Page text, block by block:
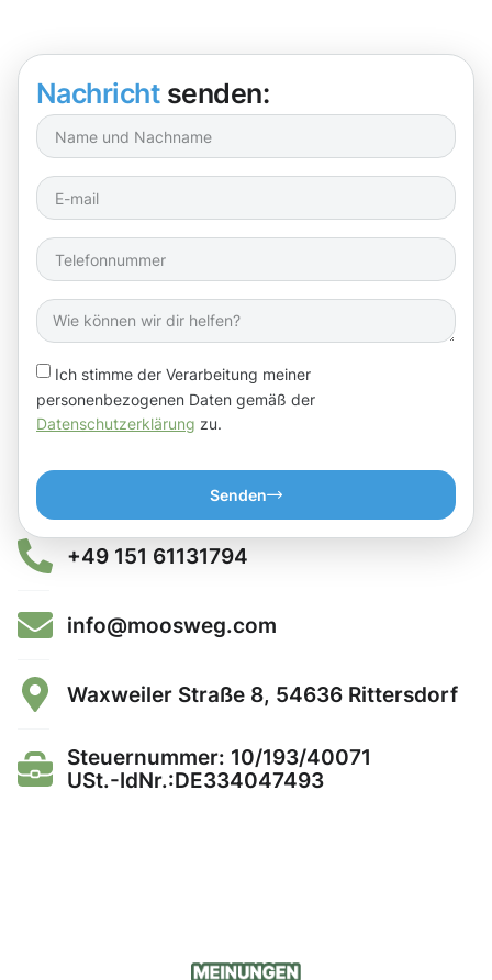
Nachricht senden:
Ich stimme der Verarbeitung meiner
personenbezogenen Daten gemäß der
Datenschutzerklärung zu.
Senden
+49 151 61131794
info@moosweg.com
Waxweiler Straße 8, 54636 Rittersdorf
Steuernummer: 10/193/40071
USt.-IdNr.:DE334047493